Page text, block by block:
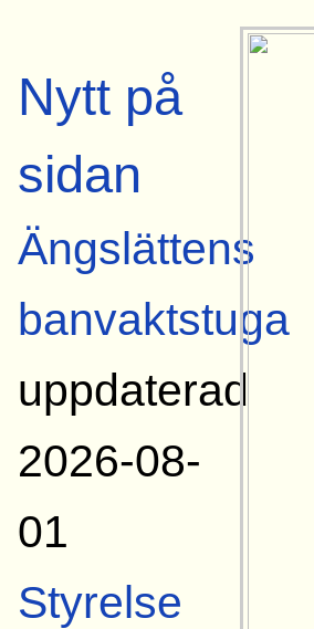
Nytt på
sidan
Ängslättens
banvaktstuga
uppdaterad
2026-08-
01
Styrelse